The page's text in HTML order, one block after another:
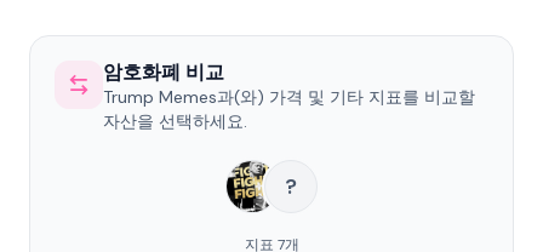
암호화폐 비교
Trump Memes과(와) 가격 및 기타 지표를 비교할
자산을 선택하세요.
?
지표 7개